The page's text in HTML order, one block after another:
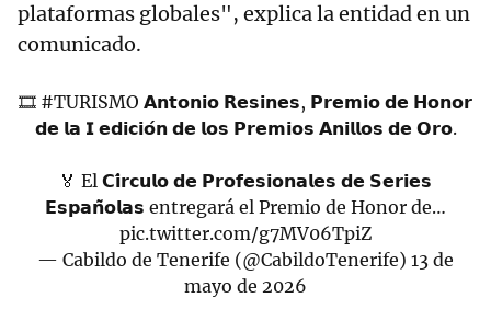
plataformas globales", explica la entidad en un
comunicado.
🎞️ #TURISMO 𝗔𝗻𝘁𝗼𝗻𝗶𝗼 𝗥𝗲𝘀𝗶𝗻𝗲𝘀, 𝗣𝗿𝗲𝗺𝗶𝗼 𝗱𝗲 𝗛𝗼𝗻𝗼𝗿
𝗱𝗲 𝗹𝗮 𝗜 𝗲𝗱𝗶𝗰𝗶𝗼́𝗻 𝗱𝗲 𝗹𝗼𝘀 𝗣𝗿𝗲𝗺𝗶𝗼𝘀 𝗔𝗻𝗶𝗹𝗹𝗼𝘀 𝗱𝗲 𝗢𝗿𝗼.
🏅 El 𝗖𝗶́𝗿𝗰𝘂𝗹𝗼 𝗱𝗲 𝗣𝗿𝗼𝗳𝗲𝘀𝗶𝗼𝗻𝗮𝗹𝗲𝘀 𝗱𝗲 𝗦𝗲𝗿𝗶𝗲𝘀
𝗘𝘀𝗽𝗮𝗻̃𝗼𝗹𝗮𝘀 entregará el Premio de Honor de…
pic.twitter.com/g7MV06TpiZ
— Cabildo de Tenerife (@CabildoTenerife) 13 de
mayo de 2026